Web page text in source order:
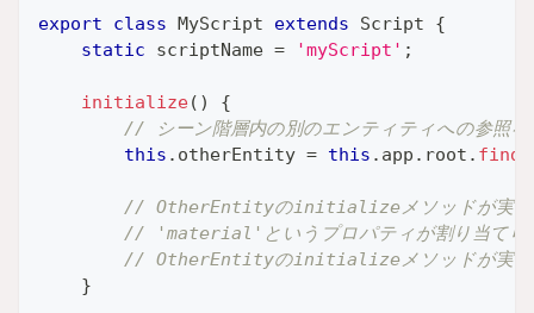
export class MyScript extends Script
{
static scriptName = 'myScript' ;
initialize( )
{
// シーン階層内の別のエンティティへの参照を
this . otherEntity = this . app . root .
// OtherEntityのinitializeメソッドが実行
// 'material'というプロパティが割り当てら
// OtherEntityのinitializeメソッドが実行
}